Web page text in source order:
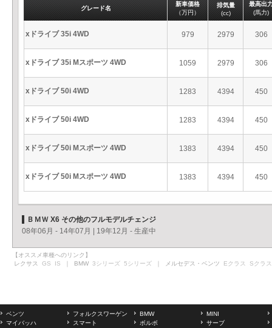
グレード名
新車価格
（万円）
排気量
(cc)
最高出
(馬力)
xドライブ 35i 4WD 979 2979 306
xドライブ 35i Mスポーツ 4WD 1059 2979 306
xドライブ 50i 4WD 1283 4394 450
xドライブ 50i 4WD 1283 4394 450
xドライブ 50i Mスポーツ 4WD 1383 4394 450
xドライブ 50i Mスポーツ 4WD 1383 4394 450
ＢＭＷ X6 その他のフルモデルチェンジ
08年06月 - 14年07月
19年12月 - 生産中
【オススメ車種へのリンク】
レクサス GS IS ｜ BMW 3シリーズ 5シリーズ ｜ メルセデス・ベンツ Eクラス Sクラス
ベンツ フォルクスワーゲン BMW
MINI
マイバッハ
スマート ボルボ
サーブ